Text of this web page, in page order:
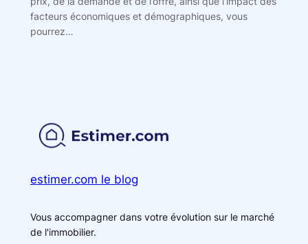
facteurs économiques et démographiques, vous
pourrez…
estimer.com le blog
Vous accompagner dans votre évolution sur le marché
de l'immobilier.